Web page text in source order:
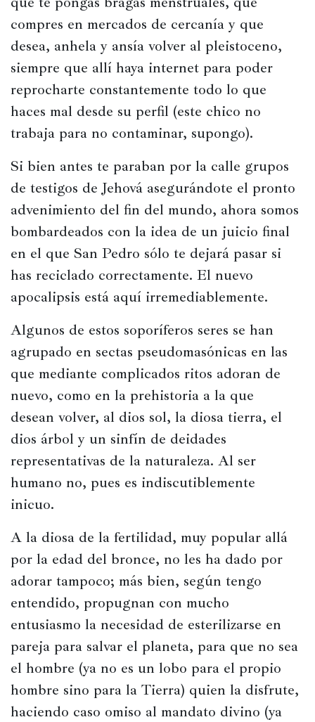
compres en mercados de cercanía y que
desea, anhela y ansía volver al pleistoceno,
siempre que allí haya internet para poder
reprocharte constantemente todo lo que
haces mal desde su perfil (este chico no
trabaja para no contaminar, supongo).
Si bien antes te paraban por la calle grupos
de testigos de Jehová asegurándote el pronto
advenimiento del fin del mundo, ahora somos
bombardeados con la idea de un juicio final
en el que San Pedro sólo te dejará pasar si
has reciclado correctamente. El nuevo
apocalipsis está aquí irremediablemente.
Algunos de estos soporíferos seres se han
agrupado en sectas pseudomasónicas en las
que mediante complicados ritos adoran de
nuevo, como en la prehistoria a la que
desean volver, al dios sol, la diosa tierra, el
dios árbol y un sinfín de deidades
representativas de la naturaleza. Al ser
humano no, pues es indiscutiblemente
inicuo.
A la diosa de la fertilidad, muy popular allá
por la edad del bronce, no les ha dado por
adorar tampoco; más bien, según tengo
entendido, propugnan con mucho
entusiasmo la necesidad de esterilizarse en
pareja para salvar el planeta, para que no sea
el hombre (ya no es un lobo para el propio
hombre sino para la Tierra) quien la disfrute,
haciendo caso omiso al mandato divino (ya